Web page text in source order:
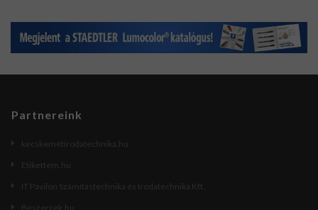
Partnereink
kecskemetirodatechnika.hu
Etikettem.hu
IT Pavilon Számítástechnika és Irodatechnika Kft.
Beszerzek.hu